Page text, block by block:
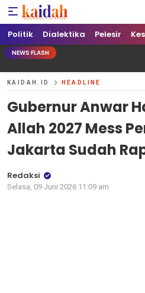
Kaidah.ID
Independen dan Berani
Politik Dialektika Pelesir
NEWS FLASH
KAIDAH.ID HEADLINE
Gubernur Anwar
Allah 2027 Mess
Jakarta Sudah
Redaksi
Selasa, 09 Juni 2026 11:09 am